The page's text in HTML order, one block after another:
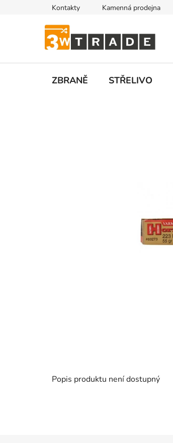
Kontakty Kamenná prodejna
ZBRANĚ STŘELIVO
Popis produktu není dostupný